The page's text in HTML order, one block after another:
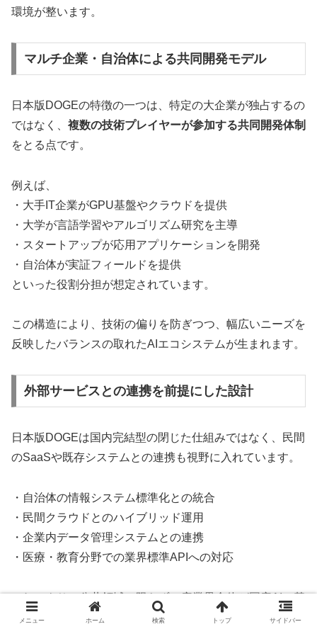
環境が整います。
マルチ企業・自治体による共同開発モデル
日本版DOGEの特徴の一つは、特定の大企業が独占するの
ではなく、 複数の技術プレイヤーが参加する共同開発体制
をとる点です。
例えば、
・大手IT企業がGPU基盤やクラウドを提供
・大学が言語学習やアルゴリズム研究を主導
・スタートアップが応用アプリケーションを開発
・自治体が実証フィールドを提供
といった役割分担が想定されています。
この構造により、技術の偏りを防ぎつつ、幅広いニーズを
反映したバランスの取れたAIエコシステムが生まれます。
外部サービスとの連携を前提にした設計
日本版DOGEは国内完結型の閉じた仕組みではなく、民間
のSaaSや既存システムとの連携も視野に入れています。
・自治体の情報システム標準化との統合
・民間クラウドとのハイブリッド運用
・企業内データ管理システムとの連携
・医療・教育分野での業界標準APIへの対応
これにより、公共領域に限らず、産業界全体が国産AIの基
盤を広く利用できる柔軟な設計となります。
メニュー ホーム 検索 トップ サイドバー